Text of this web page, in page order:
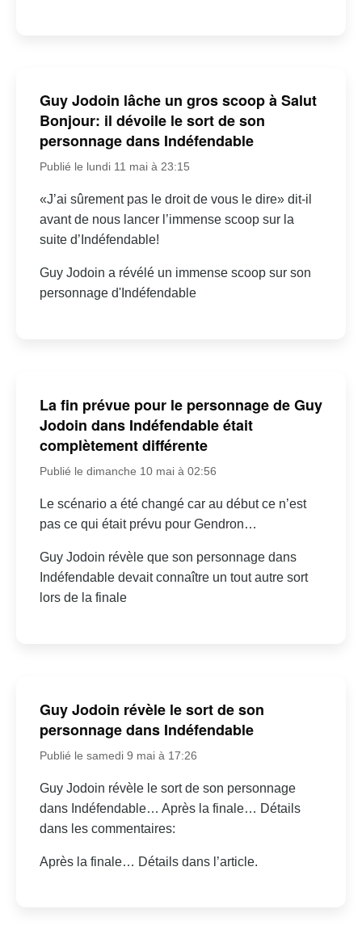
Guy Jodoin lâche un gros scoop à Salut
Bonjour: il dévoile le sort de son
personnage dans Indéfendable
Publié le lundi 11 mai à 23:15
«J’ai sûrement pas le droit de vous le dire» dit-il
avant de nous lancer l’immense scoop sur la
suite d’Indéfendable!
Guy Jodoin a révélé un immense scoop sur son
personnage d'Indéfendable
La fin prévue pour le personnage de Guy
Jodoin dans Indéfendable était
complètement différente
Publié le dimanche 10 mai à 02:56
Le scénario a été changé car au début ce n’est
pas ce qui était prévu pour Gendron…
Guy Jodoin révèle que son personnage dans
Indéfendable devait connaître un tout autre sort
lors de la finale
Guy Jodoin révèle le sort de son
personnage dans Indéfendable
Publié le samedi 9 mai à 17:26
Guy Jodoin révèle le sort de son personnage
dans Indéfendable… Après la finale… Détails
dans les commentaires:
Après la finale… Détails dans l’article.